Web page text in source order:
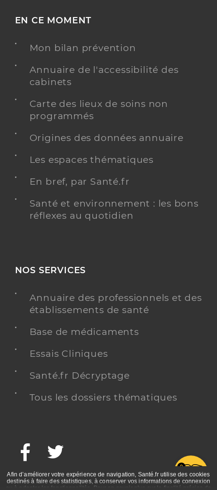
EN CE MOMENT
Mon bilan prévention
Annuaire de l'accessibilité des
cabinets
Carte des lieux de soins non
programmés
Origines des données annuaire
Les espaces thématiques
En bref, par Santé.fr
Santé et environnement : les bons
réflexes au quotidien
NOS SERVICES
Annuaire des professionnels et des
établissements de santé
Base de médicaments
Essais Cliniques
Santé.fr Décryptage
Tous les dossiers thématiques
Facebook
Afin d’améliorer votre expérience de navigation, Santé.fr utilise des cookies
destinés à faire des statistiques, à conserver vos informations de connexion
ou à adapter les fonctionnalités. Pour en savoir plus sur la finalité précise de